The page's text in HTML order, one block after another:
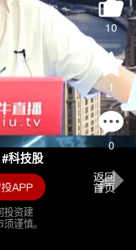
10
1
0
科技股
投资建
谨慎。